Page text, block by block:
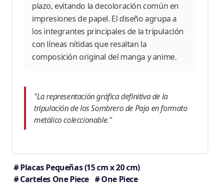
plazo, evitando la decoloración común en
impresiones de papel. El diseño agrupa a
los integrantes principales de la tripulación
con líneas nítidas que resaltan la
composición original del manga y anime.
"La representación gráfica definitiva de la
tripulación de los Sombrero de Paja en formato
metálico coleccionable."
# Placas Pequeñas (15 cm x 20 cm)
# Carteles One Piece # One Piece